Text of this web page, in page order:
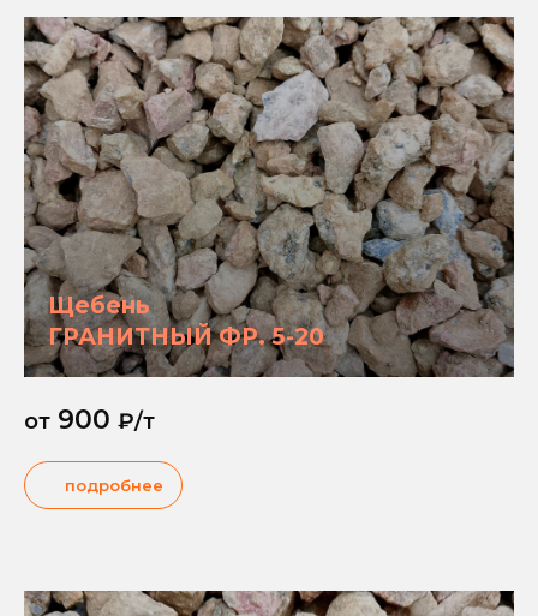
Щебень
ГРАНИТНЫЙ ФР. 5-20
от 900 ₽/т
подробнее